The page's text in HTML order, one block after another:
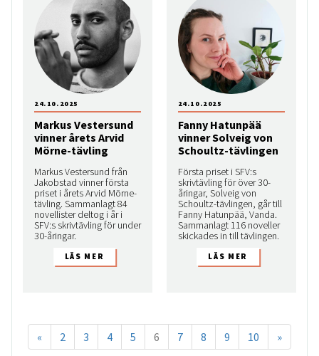
Markus Vestersund
vinner årets Arvid
Mörne-tävling
Markus Vestersund från
Jakobstad vinner första
priset i årets Arvid Mörne-
tävling. Sammanlagt 84
novellister deltog i år i
SFV:s skrivtävling för under
30-åringar.
24.10.2025
Fanny Hatunpää
vinner Solveig von
Schoultz-tävlingen
Första priset i SFV:s
skrivtävling för över 30-
åringar, Solveig von
Schoultz-tävlingen, går till
Fanny Hatunpää, Vanda.
Sammanlagt 116 noveller
skickades in till tävlingen.
24.10.2025
« 2 3 4 5 6 7 8 9 10 »